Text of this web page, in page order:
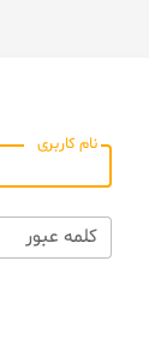
نام کاربری
کلمه عبور